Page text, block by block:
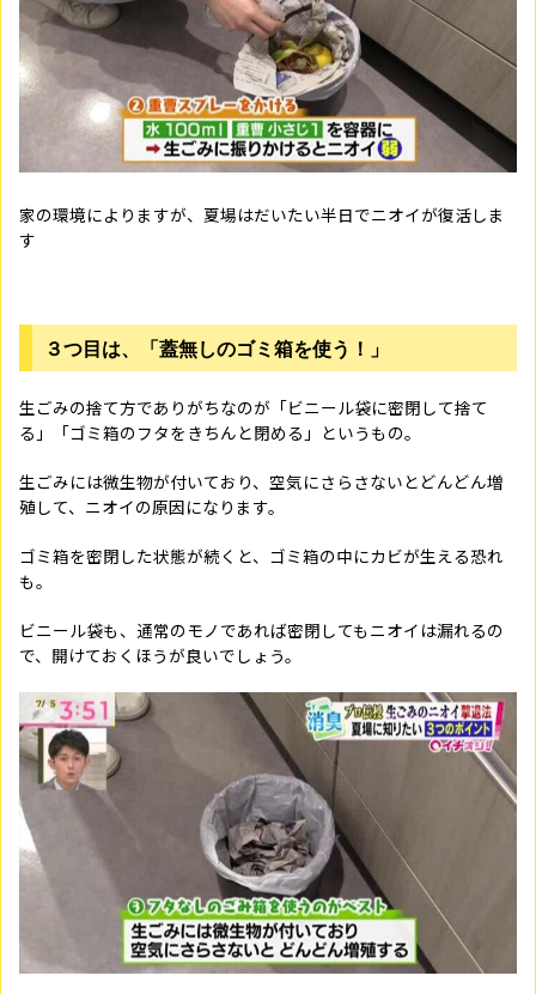
家の環境によりますが、夏場はだいたい半日でニオイが復活しま
す
３つ目は、「蓋無しのゴミ箱を使う！」
生ごみの捨て方でありがちなのが「ビニール袋に密閉して捨て
る」「ゴミ箱のフタをきちんと閉める」というもの。
生ごみには微生物が付いており、空気にさらさないとどんどん増
殖して、ニオイの原因になります。
ゴミ箱を密閉した状態が続くと、ゴミ箱の中にカビが生える恐れ
も。
ビニール袋も、通常のモノであれば密閉してもニオイは漏れるの
で、開けておくほうが良いでしょう。